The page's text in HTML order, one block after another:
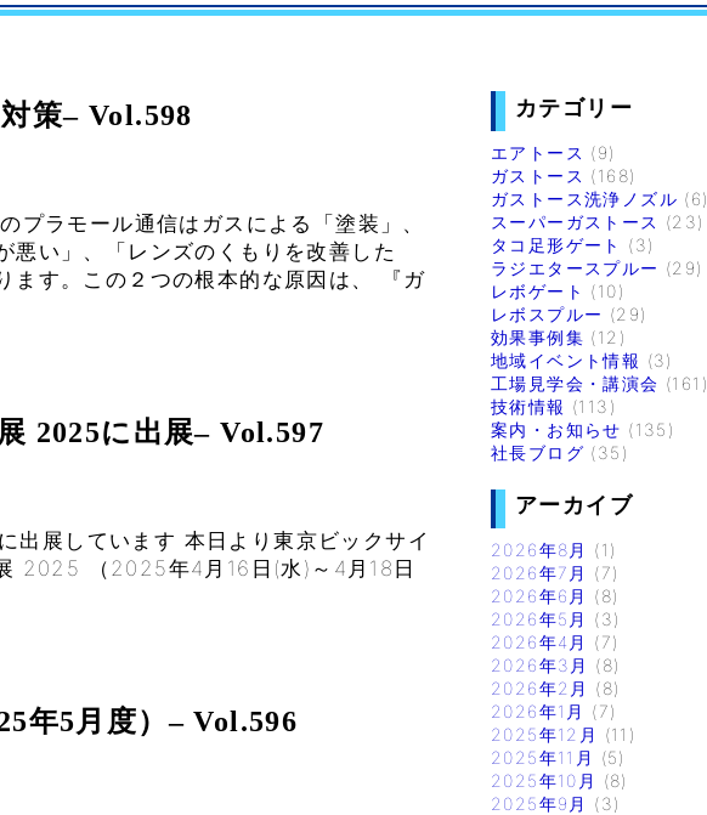
策– Vol.598
ラモール通信はガスによる「塗装」、
悪い」、「レンズのくもりを改善した
す。この２つの根本的な原因は、 『ガ
2025に出展– Vol.597
展しています 本日より東京ビックサイ
2025 （2025年4月16日(水)～4月18日
年5月度）– Vol.596
カテゴリー
エアトース (9)
ガストース (168)
ガストース洗浄ノズル (6)
スーパーガストース (23)
タコ足形ゲート
(3)
ラジエタースプルー (29)
レボゲート (10)
レボスプルー (29)
効果事例集 (12)
地域イベント情報 (3)
工場見学会・講演会 (161)
技術情報 (113)
案内・お知らせ (135)
社長ブログ (35)
アーカイブ
2026年8月
(1)
2026年7月
(7)
2026年6月
(8)
2026年5月
(3)
2026年4月
(7)
2026年3月
(8)
2026年2月
(8)
2026年1月
(7)
2025年12月
(11)
2025年11月
(5)
2025年10月
(8)
2025年9月
(3)